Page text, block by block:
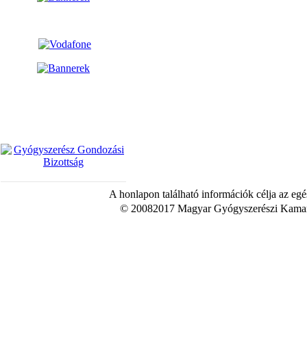
A honlapon található információk célja az
© 20082017 Magyar Gyógyszerészi